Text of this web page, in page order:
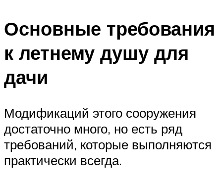
Основные требования
к летнему душу для
дачи
Модификаций этого сооружения
достаточно много, но есть ряд
требований, которые выполняются
практически всегда.